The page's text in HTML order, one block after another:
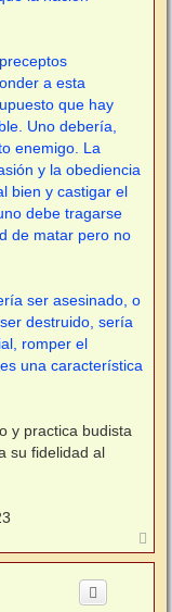
a esta
que hay
Uno debería,
enemigo. La
y la obediencia
bien y castigar el
debe tragarse
de matar pero no
ser asesinado, o
destruido, sería
romper el
una característica
y practica budista
su fidelidad al
r